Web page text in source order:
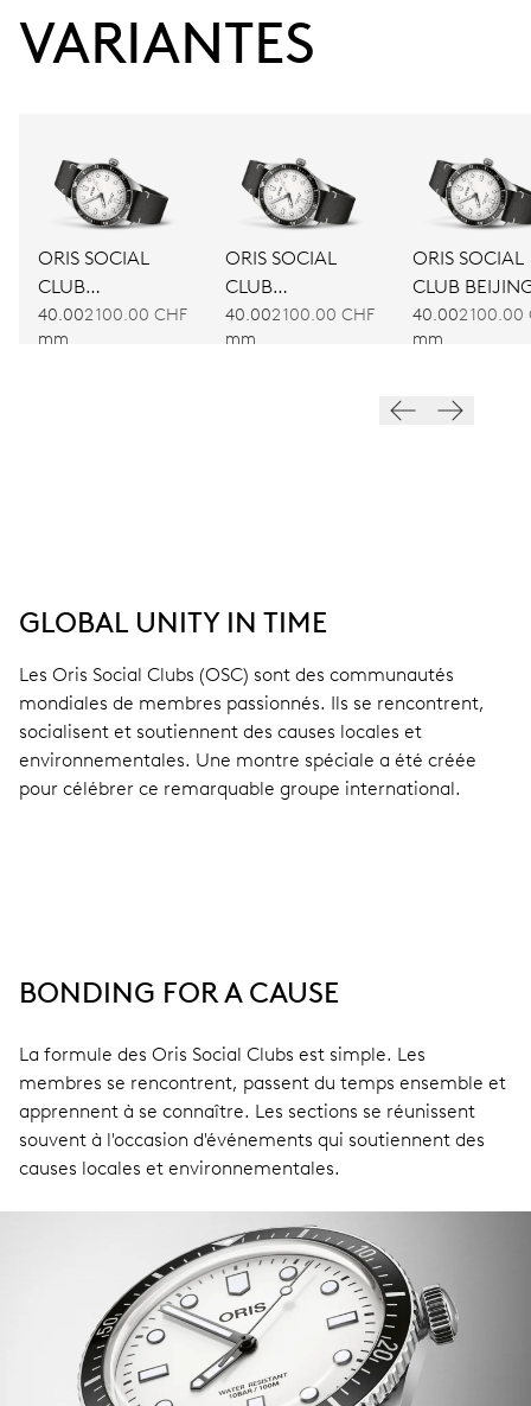
VARIANTES
ORIS SOCIAL
CLUB
AMSTERDAM
40.00
mm
2 100.00 CHF
ORIS SOCIAL
CLUB
BARCELONA
40.00
mm
2 100.00 CHF
ORIS SOCIAL
CLUB
40.00
mm
2 100.00
GLOBAL UNITY IN TIME
Les Oris Social Clubs (OSC) sont des communautés
mondiales de membres passionnés. Ils se rencontrent,
socialisent et soutiennent des causes locales et
environnementales. Une montre spéciale a été créée
pour célébrer ce remarquable groupe international.
BONDING FOR A CAUSE
La formule des Oris Social Clubs est simple. Les
membres se rencontrent, passent du temps ensemble et
apprennent à se connaître. Les sections se réunissent
souvent à l'occasion d'événements qui soutiennent des
causes locales et environnementales.